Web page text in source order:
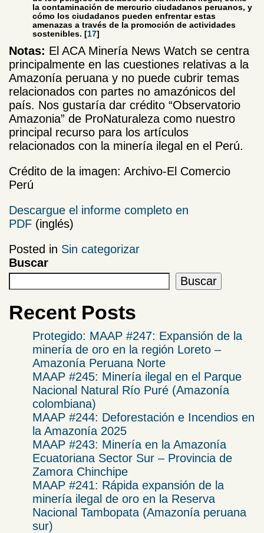
la contaminación de mercurio ciudadanos peruanos, y
cómo los ciudadanos pueden enfrentar estas
amenazas a través de la promoción de actividades
sostenibles. [17]
Notas: El ACA Minería News Watch se centra
principalmente en las cuestiones relativas a la
Amazonía peruana y no puede cubrir temas
relacionados con partes no amazónicos del
país. Nos gustaría dar crédito “Observatorio
Amazonia” de ProNaturaleza como nuestro
principal recurso para los artículos
relacionados con la minería ilegal en el Perú.
Crédito de la imagen: Archivo-El Comercio
Perú
Descargue el informe completo en
PDF (inglés)
Posted in Sin categorizar
Buscar
Buscar
Recent Posts
Protegido: MAAP #247: Expansión de la
minería de oro en la región Loreto –
Amazonía Peruana Norte
MAAP #245: Minería ilegal en el Parque
Nacional Natural Río Puré (Amazonía
colombiana)
MAAP #244: Deforestación e Incendios en
la Amazonía 2025
​MAAP #243: Minería en la Amazonía
Ecuatoriana Sector Sur – Provincia de
Zamora Chinchipe​
MAAP #241: Rápida expansión de la
minería ilegal de oro en la Reserva
Nacional Tambopata (Amazonía peruana
sur)